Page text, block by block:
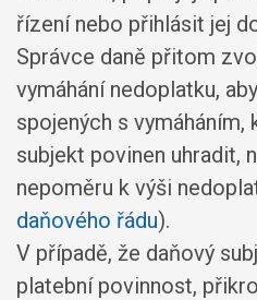
řízení nebo přihlásit jej
Správce daně přitom
vymáhání nedoplatku,
spojených s vymáháním,
subjekt povinen uhradit,
nepoměru k výši
daňového řádu).
V případě, že daňový
platební povinnost,